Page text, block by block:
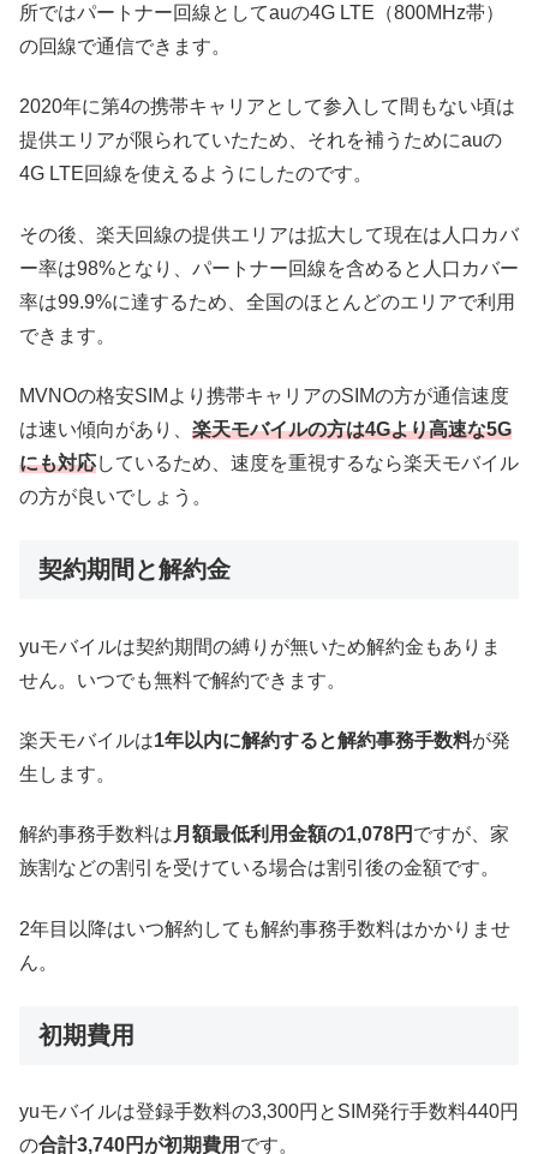
所ではパートナー回線としてauの4G LTE（800MHz帯）
の回線で通信できます。
2020年に第4の携帯キャリアとして参入して間もない頃は
提供エリアが限られていたため、それを補うためにauの
4G LTE回線を使えるようにしたのです。
その後、楽天回線の提供エリアは拡大して現在は人口カバ
ー率は98%となり、パートナー回線を含めると人口カバー
率は99.9%に達するため、全国のほとんどのエリアで利用
できます。
MVNOの格安SIMより携帯キャリアのSIMの方が通信速度
は速い傾向があり、 楽天モバイルの方は4Gより高速な5G
にも対応しているため、速度を重視するなら楽天モバイル
の方が良いでしょう。
契約期間と解約金
yuモバイルは契約期間の縛りが無いため解約金もありま
せん。いつでも無料で解約できます。
楽天モバイルは1年以内に解約すると解約事務手数料が発
生します。
解約事務手数料は 月額最低利用金額の1,078円 ですが、家
族割などの割引を受けている場合は割引後の金額です。
2年目以降はいつ解約しても解約事務手数料はかかりませ
ん。
初期費用
yuモバイルは登録手数料の3,300円とSIM発行手数料440円
の合計3,740円が初期費用 です。